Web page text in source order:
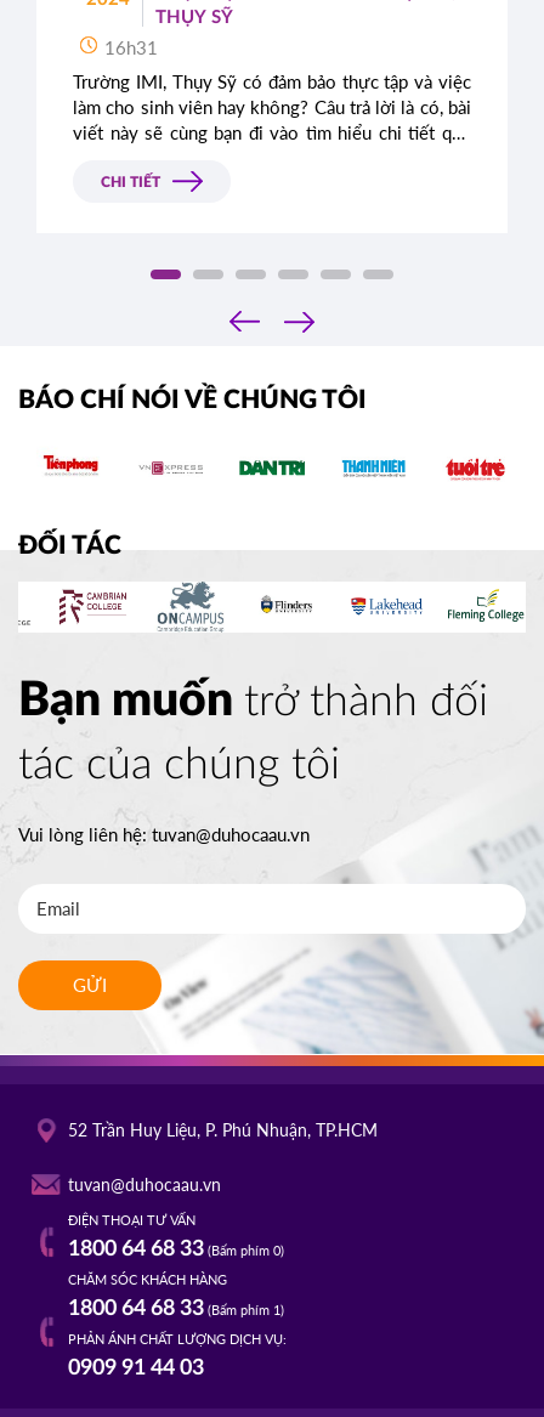
THỤY SỸ
16h31
Trường IMI, Thụy Sỹ có đảm bảo thực tập và việc
làm cho sinh viên hay không? Câu trả lời là có, bài
viết này sẽ cùng bạn đi vào tìm hiểu chi tiết quy
tại IMI.
CHI TIẾT
‹
›
BÁO CHÍ NÓI VỀ CHÚNG TÔI
ĐỐI TÁC
Bạn muốn trở thành đối
tác của chúng tôi
Vui lòng liên hệ: tuvan@duhocaau.vn
GỬI
52 Trần Huy Liệu, P. Phú Nhuận, TP.HCM
tuvan@duhocaau.vn
ĐIỆN THOẠI TƯ VẤN
1800 64 68 33(Bấm phím 0)
CHĂM SÓC KHÁCH HÀNG
1800 64 68 33(Bấm phím 1)
PHẢN ÁNH CHẤT LƯỢNG DỊCH VỤ:
0909 91 44 03